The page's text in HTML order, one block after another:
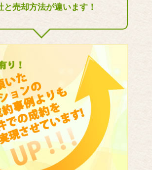
と売却方法が違います！